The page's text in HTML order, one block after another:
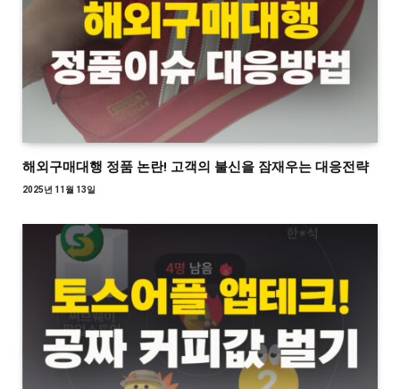
해외구매대행 정품 논란! 고객의 불신을 잠재우는 대응전략
2025년 11월 13일